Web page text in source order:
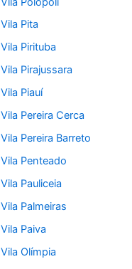
Pita
Pirituba
Pirajussara
Piauí
Pereira Cerca
Pereira Barreto
Penteado
Pauliceia
Palmeiras
Paiva
Olímpia